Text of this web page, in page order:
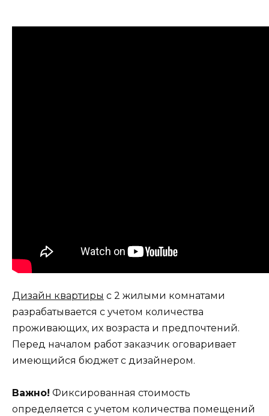
Дизайн квартиры с 2 жилыми комнатами
разрабатывается с учетом количества
проживающих, их возраста и предпочтений.
Перед началом работ заказчик оговаривает
имеющийся бюджет с дизайнером.
Важно! Фиксированная стоимость
определяется с учетом количества помещений